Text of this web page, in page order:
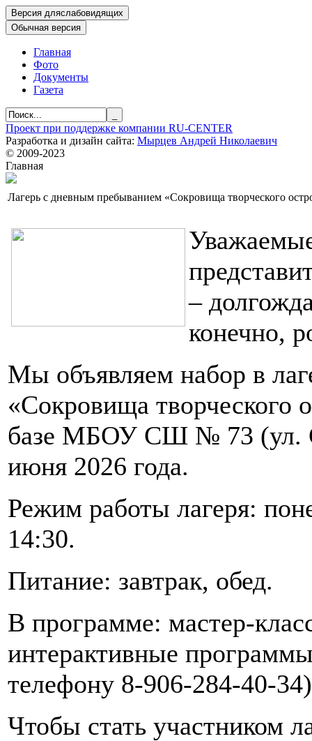
Главная
Фото
Документы
Газета
Проект при поддержке компании RU-CENTER
Разработка и дизайн сайта: Мырцев Андрей Николаевич
© 2009-2023
Главная
Лагерь с дневным пребыванием «Сокровища творческого
–
конечно,
Мы объявляем набор в
«Сокровища творческого
базе МБОУ СШ № 73 (ул.
июня 2026 года.
Режим работы лагеря:
14:30.
Питание: завтрак, обед.
В программе: мастер-
интерактивные
телефону 8-906-284-40-
Чтобы стать участником